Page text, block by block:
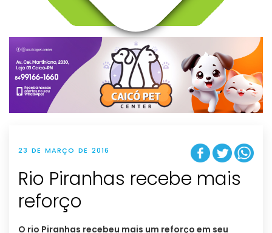
v
g
t
i
o
n
23 DE MARÇO DE 2016
Rio Piranhas recebe mais
reforço
O rio Piranhas recebeu mais um reforço em seu